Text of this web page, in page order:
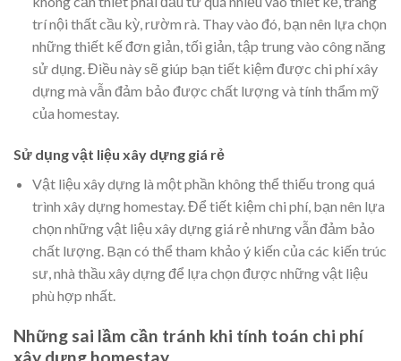
trí nội thất cầu kỳ, rườm rà. Thay vào đó, bạn nên lựa chọn
những thiết kế đơn giản, tối giản, tập trung vào công năng
sử dụng. Điều này sẽ giúp bạn tiết kiệm được chi phí xây
dựng mà vẫn đảm bảo được chất lượng và tính thẩm mỹ
của homestay.
Sử dụng vật liệu xây dựng giá rẻ
Vật liệu xây dựng là một phần không thể thiếu trong quá
trình xây dựng homestay. Để tiết kiệm chi phí, bạn nên lựa
chọn những vật liệu xây dựng giá rẻ nhưng vẫn đảm bảo
chất lượng. Bạn có thể tham khảo ý kiến của các kiến trúc
sư, nhà thầu xây dựng để lựa chọn được những vật liệu
phù hợp nhất.
Những sai lầm cần tránh khi tính toán chi phí